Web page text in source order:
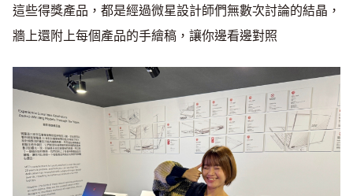
這些得獎產品，都是經過微星設計師們無數次討論的結晶，
牆上還附上每個產品的手繪稿，讓你邊看邊對照